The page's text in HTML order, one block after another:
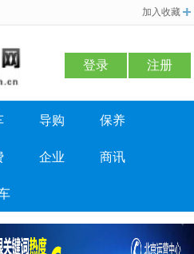
加入收藏
登录 注册
导购 保养
企业 商讯